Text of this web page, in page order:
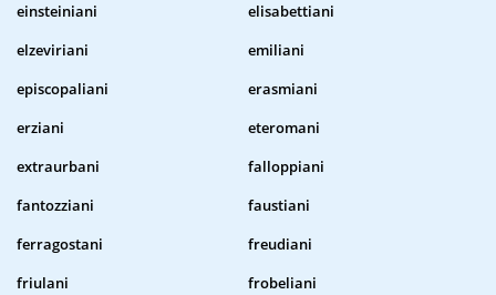
einsteiniani
elisabettiani
elzeviriani
emiliani
episcopaliani
erasmiani
erziani
eteromani
extraurbani
falloppiani
fantozziani
faustiani
ferragostani
freudiani
friulani
frobeliani